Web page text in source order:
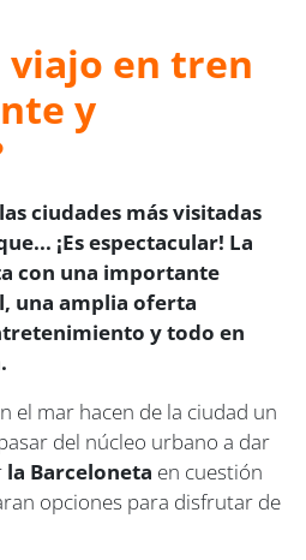
viajo en tren
y
ciudades más visitadas
¡Es espectacular! La
con una importante
una amplia oferta
y todo en
el mar hacen de la ciudad un
del núcleo urbano a dar
la Barceloneta en cuestión
opciones para disfrutar de